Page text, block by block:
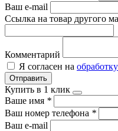
Ваш e-mail
Ссылка на товар другого
Комментарий
Я согласен на
Отправить
Купить в 1 клик
Ваше имя *
Ваш номер телефона *
Ваш e-mail